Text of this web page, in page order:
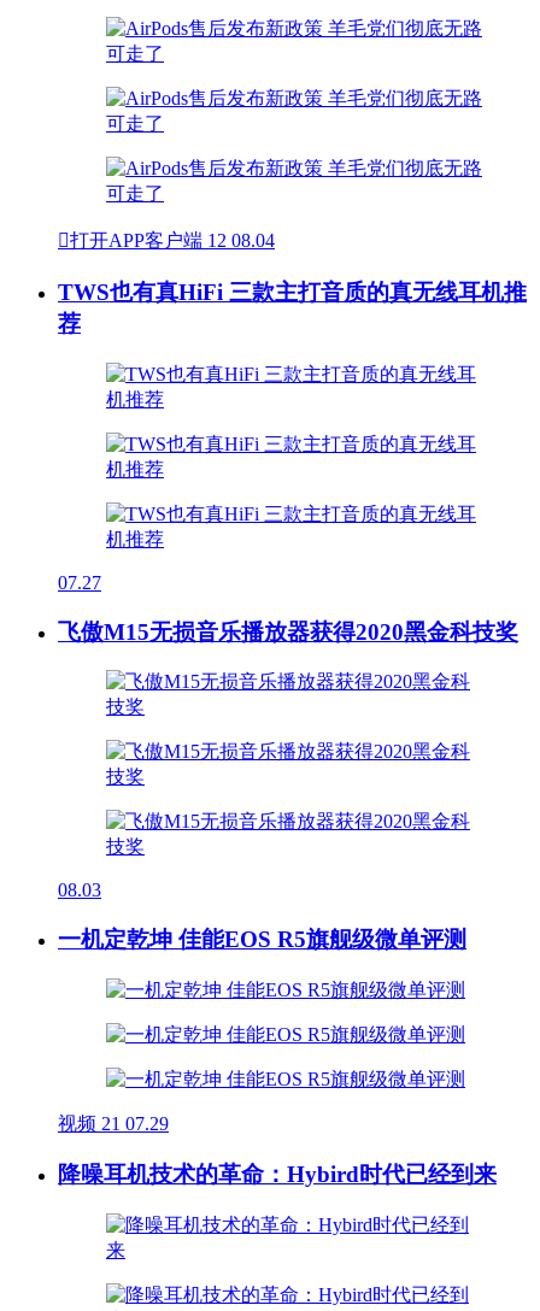
打开APP客户端 12 08.04
TWS也有真HiFi 三款主打音质的真无线耳机推
荐
07.27
飞傲M15无损音乐播放器获得2020黑金科技奖
08.03
一机定乾坤 佳能EOS R5旗舰级微单评测
视频 21 07.29
降噪耳机技术的革命：Hybird时代已经到来